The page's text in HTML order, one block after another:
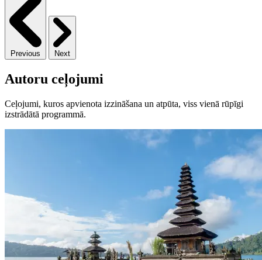
Previous Next
Autoru ceļojumi
Ceļojumi, kuros apvienota izzināšana un atpūta, viss vienā rūpīgi
izstrādātā programmā.